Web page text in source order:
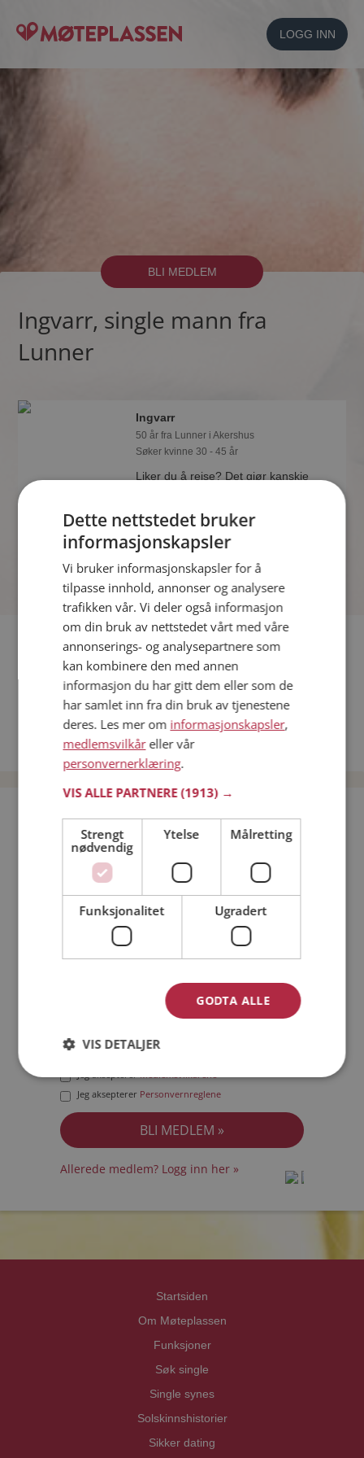
LOGG INN
BLI MEDLEM
Ingvarr, single mann fra
Lunner
Ingvarr
50 år fra Lunner i Akershus
Søker kvinne 30 - 45 år
Liker du å reise? Det gjør kanskje
spennende fakta.
Fler single
Flere singlemenn fra Lunner :Per,Malten,John-Thomas
Kvinner fra Lunner
Date kvinner i Norge
Date menn i Norge
Bli medlem gratis!
Jeg er en: Mann Kvinne
Min alder:
Jeg akseptererMedlemsvilkårene
Jeg aksepterer Personvernreglene
Allerede medlem? Logg inn her »
Startsiden
Om Møteplassen
Funksjoner
Søk single
Single synes
Solskinnshistorier
Sikker dating
Dette nettstedet bruker
informasjonskapsler
Vi bruker informasjonskapsler for å
tilpasse innhold, annonser og analysere
trafikken vår. Vi deler også informasjon
om din bruk av nettstedet vårt med våre
annonserings- og analysepartnere som
kan kombinere den med annen
informasjon du har gitt dem eller som de
har samlet inn fra din bruk av tjenestene
deres. Les mer om informasjonskapsler,
medlemsvilkåreller vår
personvernerklæring.
VIS ALLE PARTNERE(1913) →
Strengt
nødvendig
Ytelse Målretting
Funksjonalitet Ugradert
GODTA ALLE
VIS DETALJER